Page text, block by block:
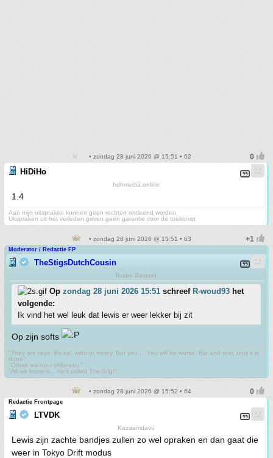
• zondag 28 juni 2026 @ 15:51 • 62
HiDiHo
hdhmedia.online
1.4
Aan mijn uitspraken kunnen geen rechten ontleend worden
Uitspraken uit het verleden geven geen garantie voor de toekomst
• zondag 28 juni 2026 @ 15:51 • 63
Moderator / Redactie FP
TheStigsDutchCousin
Brabo Bastard
Op zondag 28 juni 2026 15:51 schreef R-woud93 het
volgende:
Ik vind het wel leuk dat lewis er weer lekker bij zit
Op zijn softs
"They are rage. Brutal, without mercy. But you.... You will be worse. Rip and tear, until it is
done!"
"Omae wa mou shindeiru."
"All we know is... he's called The Stig!"
• zondag 28 juni 2026 @ 15:52 • 64
Redactie Frontpage
LTVDK
Kazaamdavu
Lewis zijn zachte bandjes zullen zo wel opraken en dan gaat die
weer in Tokyo Drift modus